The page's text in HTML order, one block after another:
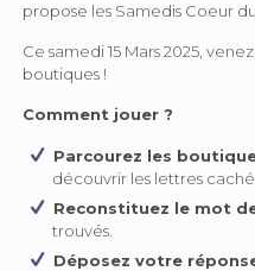
propose les Samedis Coeur
Ce samedi 15 Mars 2025,
boutiques !
Comment jouer ?
Parcourez les
découvrir les lettres
Reconstituez le mot
trouvés.
Déposez votre